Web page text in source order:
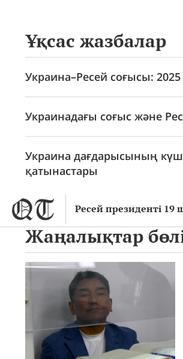
Ресей президенті 19
Ұқсас жазбалар
Украина–Ресей соғысы:
Украинадағы соғыс және
Украина дағдарысының
қатынастары
Жаңалықтар